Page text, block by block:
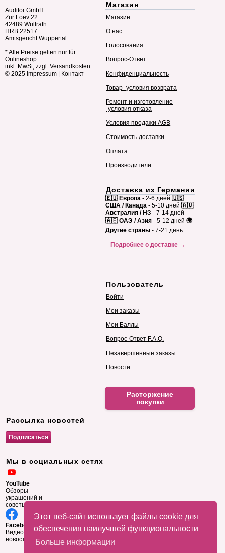
Этот веб-сайт использует файлы cookie для
обеспечения наилучшей функциональности
Больше информации
Auditor GmbH
Zur Loev 22
42489 Wülfrath
HRB 22517
Amtsgericht Wuppertal
* Alle Preise gelten nur für
Onlineshop
inkl. MwSt, zzgl. Versandkosten
© 2025 Impressum Контакт
Магазин
Магазин
О нас
Голосования
Вопрос-Ответ
Конфиденциальность
Товар- условия возврата
Ремонт и изготовление
-условия отказа
Условия продажи AGB
Стоимость доставки
Оплата
Производители
Доставка из Германии
🇪🇺 Европа - 2-6 дней 🇺🇸
США / Канада - 5-10 дней 🇦🇺
Австралия / НЗ - 7-14 дней
🇦🇪 ОАЭ / Азия - 5-12 дней 🌍
Другие страны - 7-21 день
Подробнее о доставке →
Пользователь
Войти
Мои заказы
Мои Баллы
Вопрос-Ответ F.A.Q.
Незавершенные заказы
Новости
Расторжение
покупки
Рассылка новостей
Мы в социальных сетях
YouTube
Обзоры
украшений и
советы
Facebook
Видео и
новости